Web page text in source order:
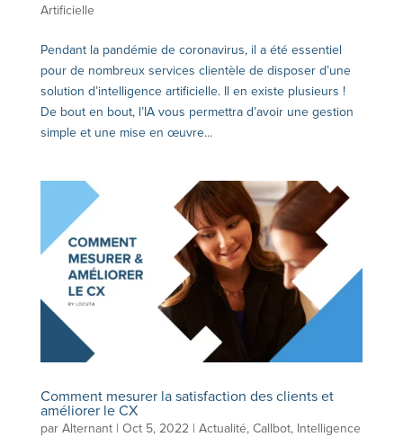
Artificielle
Pendant la pandémie de coronavirus, il a été essentiel
pour de nombreux services clientèle de disposer d’une
solution d’intelligence artificielle. Il en existe plusieurs !
De bout en bout, l’IA vous permettra d’avoir une gestion
simple et une mise en œuvre...
Comment mesurer la satisfaction des clients et
améliorer le CX
par Alternant| Oct 5, 2022| Actualité, Callbot, Intelligence